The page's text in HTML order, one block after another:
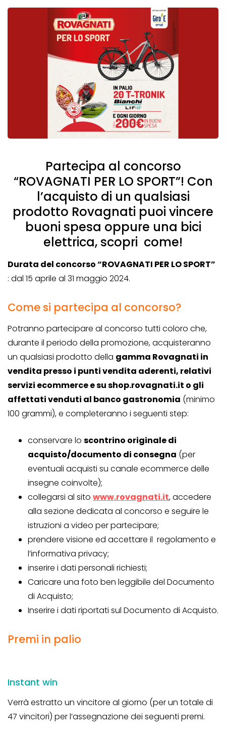
Partecipa al concorso
“ROVAGNATI PER LO SPORT”! Con
l’acquisto di un qualsiasi
prodotto Rovagnati puoi vincere
buoni spesa oppure una bici
elettrica, scopri come!
Durata del concorso “ROVAGNATI PER LO SPORT”
: dal 15 aprile al 31 maggio 2024.
Come si partecipa al concorso?
Potranno partecipare al concorso tutti coloro che,
durante il periodo della promozione, acquisteranno
un qualsiasi prodotto della gamma Rovagnati in
vendita presso i punti vendita aderenti, relativi
servizi ecommerce e su shop.rovagnati.it o gli
affettati venduti al banco gastronomia (minimo
100 grammi), e completeranno i seguenti step:
conservare lo scontrino originale di
acquisto/documento di consegna (per
eventuali acquisti su canale ecommerce delle
insegne coinvolte);
collegarsi al sito www.rovagnati.it, accedere
alla sezione dedicata al concorso e seguire le
istruzioni a video per partecipare;
prendere visione ed accettare il regolamento e
l’informativa privacy;
inserire i dati personali richiesti;
Caricare una foto ben leggibile del Documento
di Acquisto;
Inserire i dati riportati sul Documento di Acquisto.
Premi in palio
Instant win
Verrà estratto un vincitore al giorno (per un totale di
47 vincitori) per l’assegnazione dei seguenti premi.